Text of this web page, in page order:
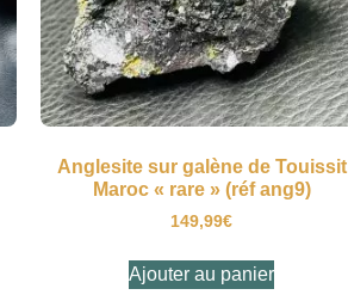
Anglesite sur galène de Touissit
Maroc « rare » (réf ang9)
149,99€
Ajouter au panier